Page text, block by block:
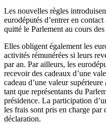
Les nouvelles règles
eurodéputés d’entrer en
quitté le Parlement au cours
Elles obligent également les
activités rémunérées si leurs
par an. Par ailleurs, les
recevoir des cadeaux d’une
cadeau d’une valeur
tant que représentants du
présidence. La participation
les frais sont pris en charge par
déclaration.